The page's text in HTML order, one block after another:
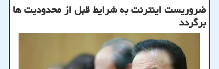
ضروریست اینترنت به شرایط قبل از محدودیت ها
برگردد